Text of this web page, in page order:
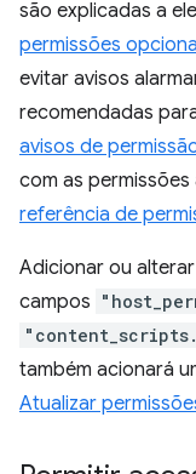
são explicadas a
permissões
evitar avisos
recomendadas
avisos de
com as permissões
referência de
Adicionar ou
campos
também acionará
Atualizar